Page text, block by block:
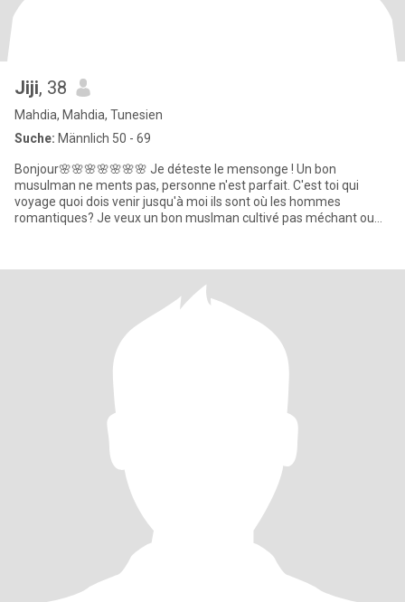
Jiji, 38
Mahdia, Mahdia, Tunesien
Suche: Männlich 50 - 69
Bonjour🌸🌸🌸🌸🌸🌸🌸 Je déteste le mensonge ! Un bon
musulman ne ments pas, personne n'est parfait. C'est toi qui
voyage quoi dois venir jusqu'à moi ils sont où les hommes
romantiques? Je veux un bon muslman cultivé pas méchant ou